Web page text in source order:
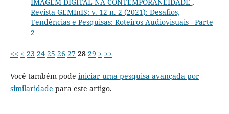
IMAGEM DIGITAL NA CONTEMPORANEIDADE ,
Revista GEMInIS: v. 12 n. 2 (2021): Desafios,
Tendências e Pesquisas: Roteiros Audiovisuais - Parte
2
<< < 23 24 25 26 27 28 29 > >>
Você também pode iniciar uma pesquisa avançada por
similaridade para este artigo.